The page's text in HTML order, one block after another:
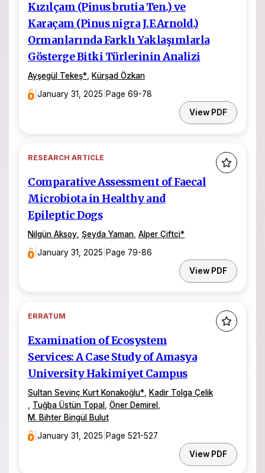
Kızılçam (Pinus brutia Ten.) ve
Karaçam (Pinus nigra J.F.Arnold.)
Ormanlarında Farklı Yaklaşımlarla
Gösterge Bitki Türlerinin Analizi
Ayşegül Tekeş*, Kürşad Özkan
|January 31, 2025 Page 69-78
View PDF
RESEARCH ARTICLE
Comparative Assessment of Faecal
Microbiota in Healthy and
Epileptic Dogs
Nilgün Aksoy Şeyda Yaman Alper Çiftci*
|January 31, 2025 Page 79-86
View PDF
ERRATUM
Examination of Ecosystem
Services: A Case Study of Amasya
University Hakimiyet Campus
Sultan Sevinç Kurt Konakoğlu* Kadir Tolga Çelik
Tuğba Üstün Topal Öner Demirel
M. Bihter Bingül Bulut
|January 31, 2025 |Page 521-527
View PDF